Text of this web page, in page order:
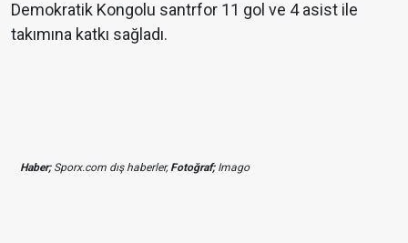
Demokratik Kongolu santrfor 11 gol ve 4 asist ile
takımına katkı sağladı.
Haber;Sporx.com dış haberler,Fotoğraf;Imago